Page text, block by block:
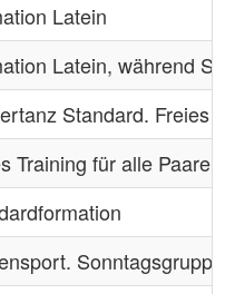
Latein
Latein, während
Standard. Freies
Training für alle Paare
Sonntagsgruppe